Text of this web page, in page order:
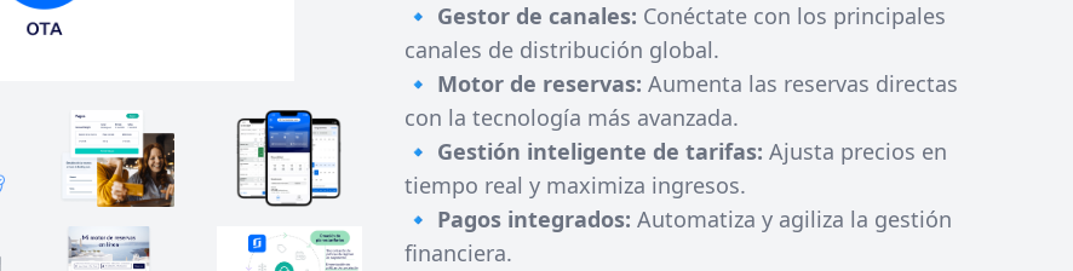
🔹 Gestor de canales: Conéctate con los principales
canales de distribución global.
🔹 Motor de reservas: Aumenta las reservas directas
con la tecnología más avanzada.
🔹 Gestión inteligente de tarifas: Ajusta precios en
tiempo real y maximiza ingresos.
🔹 Pagos integrados: Automatiza y agiliza la gestión
financiera.